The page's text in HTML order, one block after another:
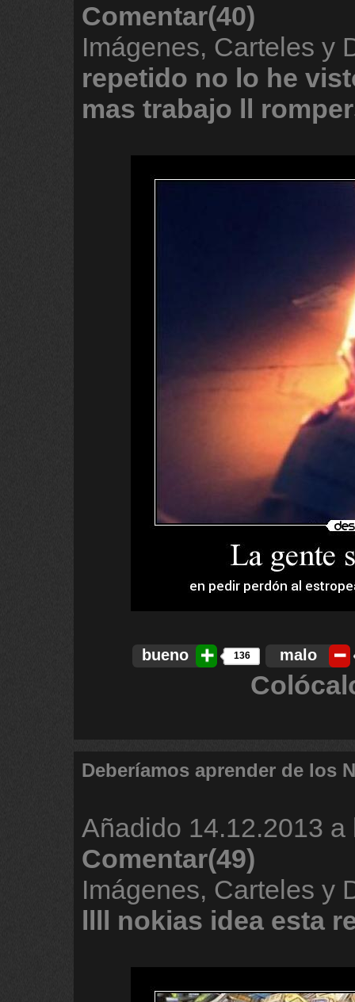
Comentar(40)
Imágenes, Carteles y
repetido no lo he
mas trabajo ll
bueno 136 malo
Deberíamos aprender de los
Añadido 14.12.2013 a
Comentar(49)
Imágenes, Carteles y
llll nokias idea esta